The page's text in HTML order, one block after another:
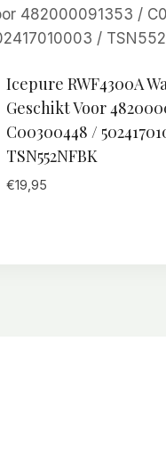
Icepure RWF4300A
Geschikt Voor
C00300448 /
TSN552NFBK
€19,95